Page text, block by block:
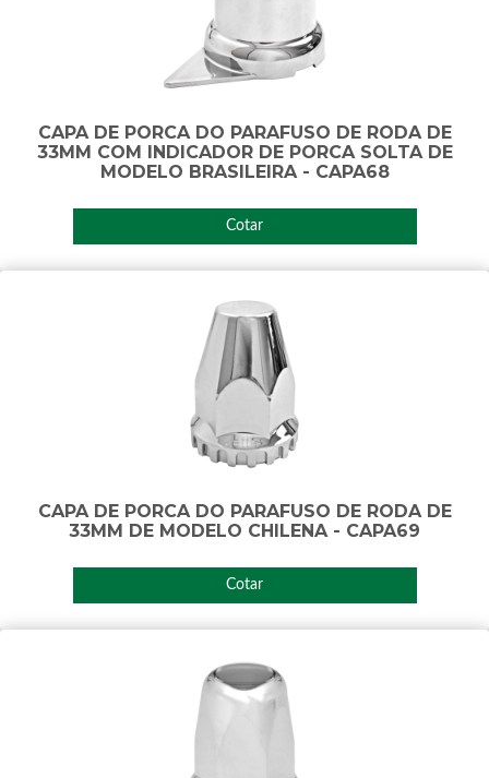
CAPA DE PORCA DO PARAFUSO DE RODA DE
33MM COM INDICADOR DE PORCA SOLTA DE
MODELO BRASILEIRA - CAPA68
Cotar
CAPA DE PORCA DO PARAFUSO DE RODA DE
33MM DE MODELO CHILENA - CAPA69
Cotar